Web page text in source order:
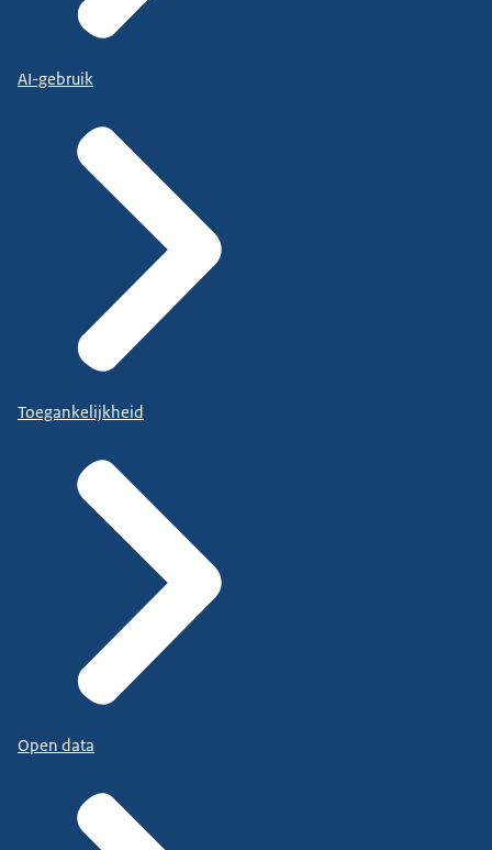
AI-gebruik
Toegankelijkheid
Open data